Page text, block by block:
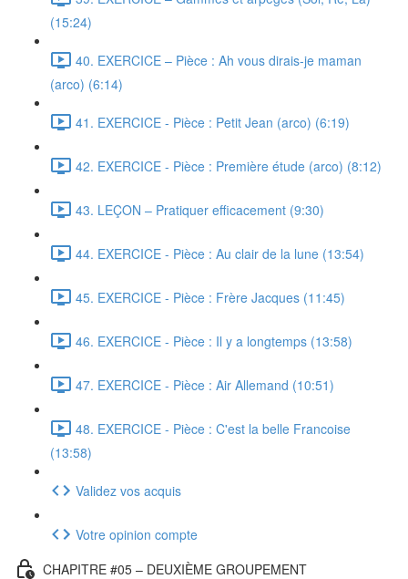
(15:24)
40. EXERCICE – Pièce : Ah vous dirais-je maman
(arco) (6:14)
41. EXERCICE - Pièce : Petit Jean (arco) (6:19)
42. EXERCICE - Pièce : Première étude (arco) (8:12)
43. LEÇON – Pratiquer efficacement (9:30)
44. EXERCICE - Pièce : Au clair de la lune (13:54)
45. EXERCICE - Pièce : Frère Jacques (11:45)
46. EXERCICE - Pièce : Il y a longtemps (13:58)
47. EXERCICE - Pièce : Air Allemand (10:51)
48. EXERCICE - Pièce : C'est la belle Francoise
(13:58)
Validez vos acquis
Votre opinion compte
CHAPITRE #05 – DEUXIÈME GROUPEMENT